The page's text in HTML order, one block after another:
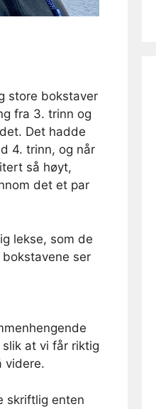
store bokstaver
fra 3. trinn og
Det hadde
4. trinn, og når
så høyt,
det et par
lekse, som de
ser
at vi får riktig
videre.
skriftlig enten